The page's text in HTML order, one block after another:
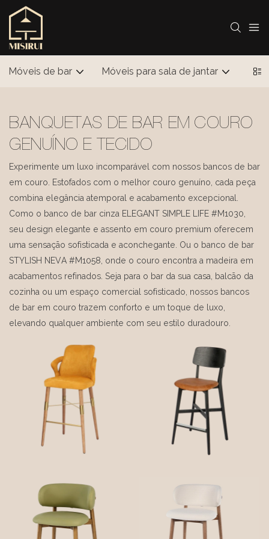
Móveis de bar Móveis para sala de jantar
BANQUETAS DE BAR EM COURO
GENUÍNO E TECIDO
Experimente um luxo incomparável com nossos bancos de bar
em couro. Estofados com o melhor couro genuíno, cada peça
combina elegância atemporal e acabamento excepcional.
Como o banco de bar cinza ELEGANT SIMPLE LIFE #M1030,
seu design elegante e assento em couro premium oferecem
uma sensação sofisticada e aconchegante. Ou o banco de bar
STYLISH NEVA #M1058, onde o couro encontra a madeira em
acabamentos refinados. Seja para o bar da sua casa, balcão da
cozinha ou um espaço comercial sofisticado, nossos bancos
de bar em couro trazem conforto e um toque de luxo,
elevando qualquer ambiente com seu estilo duradouro.